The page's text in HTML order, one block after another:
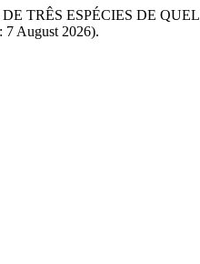
DE TRÊS ESPÉCIES DE
7 August 2026).